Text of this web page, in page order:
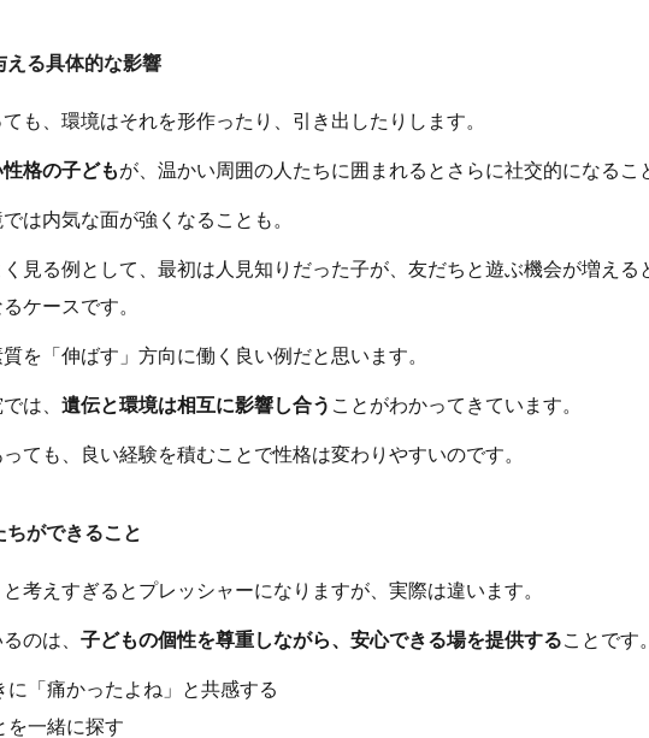
える具体的な影響
も、環境はそれを形作ったり、引き出したりします。
格の子どもが、温かい周囲の人たちに囲まれるとさらに社交的になるこ
は内気な面が強くなることも。
見る例として、最初は人見知りだった子が、友だちと遊ぶ機会が増える
ケースです。
を「伸ばす」方向に働く良い例だと思います。
は、 遺伝と環境は相互に影響し合う ことがわかってきています。
ても、良い経験を積むことで性格は変わりやすいのです。
ができること
と考えすぎるとプレッシャーになりますが、実際は違います。
のは、 子どもの個性を尊重しながら、安心できる場を提供することです。
に「痛かったよね」と共感する
を一緒に探す